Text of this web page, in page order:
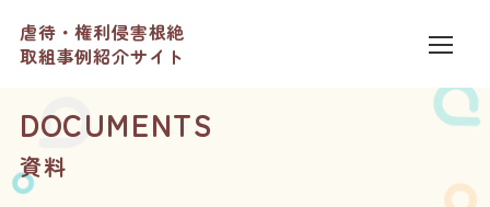
虐待・権利侵害根絶
取組事例紹介サイト
DOCUMENTS
資料